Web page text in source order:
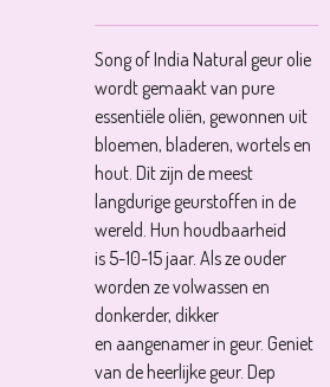
Song of India Natural geur olie
wordt gemaakt van pure
essentiële oliën, gewonnen uit
bloemen, bladeren, wortels en
hout. Dit zijn de meest
langdurige geurstoffen in de
wereld. Hun houdbaarheid
is 5-10-15 jaar. Als ze ouder
worden ze volwassen en
donkerder, dikker
en aangenamer in geur. Geniet
van de heerlijke geur. Dep